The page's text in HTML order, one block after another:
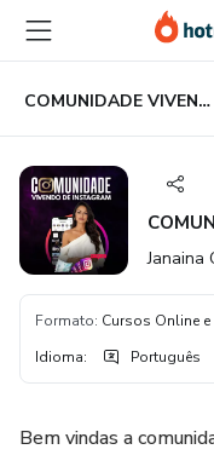
para
conteúdo
principal
para
pagamento
para
rodapé
COMUNIDADE VIVENDO DE INSTAGRAM
Janaina
Formato: Cursos Online
Idioma: Português
Bem vindas a